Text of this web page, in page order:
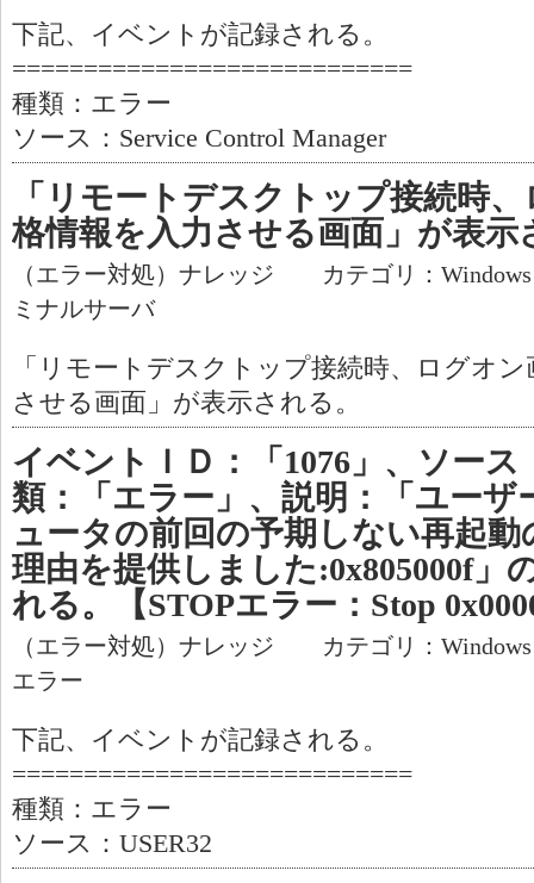
下記、イベントが記録される。
============================
種類：エラー
ソース：Service Control Manager
「リモートデスクトップ接続時
格情報を入力させる画面」が表示
（エラー対処）ナレッジ カテゴリ：
ミナルサーバ
「リモートデスクトップ接続時、ログオ
させる画面」が表示される。
イベントＩＤ：「1076」、ソース
類：「エラー」、説明：「ユー
ュータの前回の予期しない再起
理由を提供しました:0x805000f」
れる。【STOPエラー：Stop
（エラー対処）ナレッジ カテゴリ：
エラー
下記、イベントが記録される。
============================
種類：エラー
ソース：USER32